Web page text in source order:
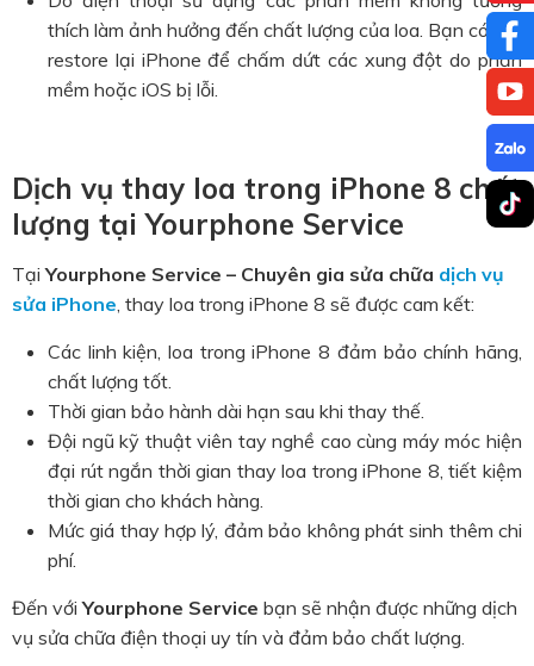
thích làm ảnh hưởng đến chất lượng của loa. Bạn có thể
restore lại iPhone để chấm dứt các xung đột do phần
mềm hoặc iOS bị lỗi.
Dịch vụ thay loa trong iPhone 8 chất
lượng tại Yourphone Service
TạiYourphone Service – Chuyên gia sửa chữa dịch vụ
sửa iPhone, thay loa trong iPhone 8 sẽ được cam kết:
Các linh kiện, loa trong iPhone 8 đảm bảo chính hãng,
chất lượng tốt.
Thời gian bảo hành dài hạn sau khi thay thế.
Đội ngũ kỹ thuật viên tay nghề cao cùng máy móc hiện
đại rút ngắn thời gian thay loa trong iPhone 8, tiết kiệm
thời gian cho khách hàng.
Mức giá thay hợp lý, đảm bảo không phát sinh thêm chi
phí.
Đến vớiYourphone Service bạn sẽ nhận được những dịch
vụ sửa chữa điện thoại uy tín và đảm bảo chất lượng.